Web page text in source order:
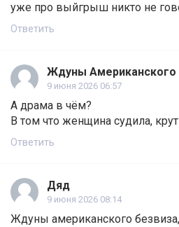
уже про выйгрыш никто не
Ответить
Ждуны Американского
9 июня 2026 06:57
А драма в чём?
В том что женщина судила,
Ответить
Дяд
9 июня 2026 08:14
Ждуны американского безвиза,